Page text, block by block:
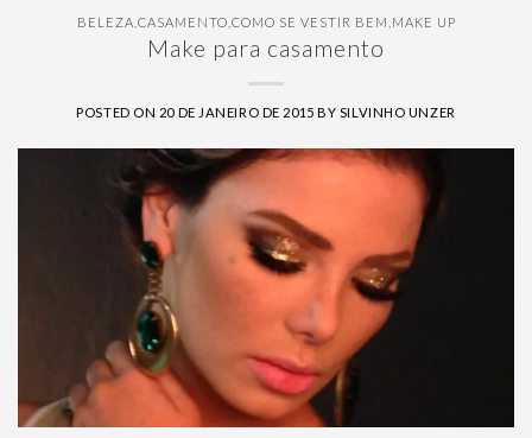
BELEZA CASAMENTO COMO SE VESTIR BEM MAKE UP
Make para casamento
POSTED ON 20 DE JANEIRO DE 2015 BY SILVINHO UNZER